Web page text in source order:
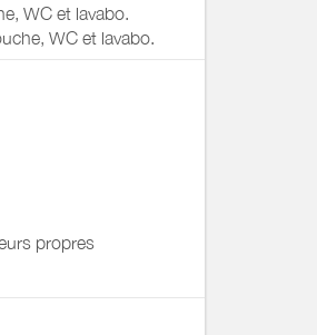
WC et lavabo.
WC et lavabo.
propres